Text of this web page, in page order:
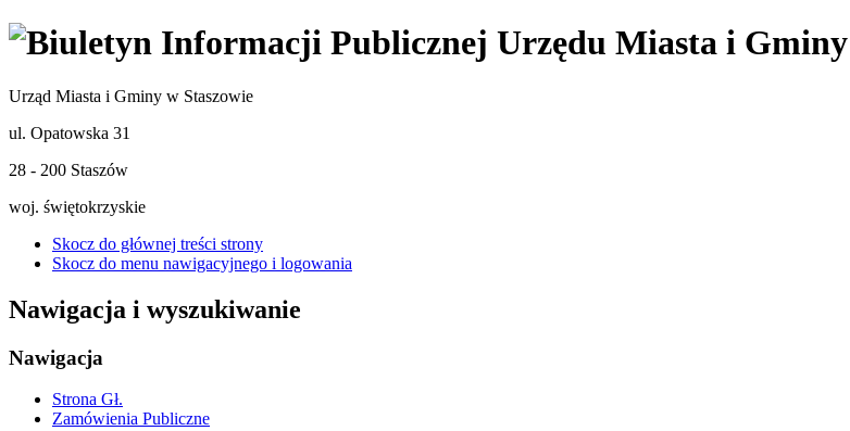
Urząd Miasta i Gminy w Staszowie
ul. Opatowska 31
28 - 200 Staszów
woj. świętokrzyskie
Skocz do głównej treści strony
Skocz do menu nawigacyjnego i logowania
Nawigacja i wyszukiwanie
Nawigacja
Strona Gł.
Zamówienia Publiczne